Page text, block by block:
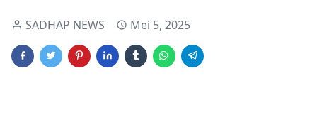
SADHAP NEWS Mei 5, 2025